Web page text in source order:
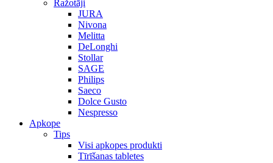
Ražotāji
JURA
Nivona
Melitta
DeLonghi
Stollar
SAGE
Philips
Saeco
Dolce Gusto
Nespresso
Apkope
Tips
Visi apkopes produkti
Tīrīšanas tabletes